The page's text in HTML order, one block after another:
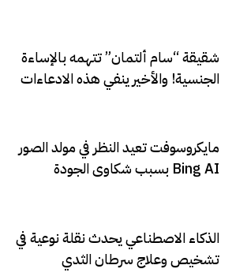
شقيقة “سام ألتمان” تتهمه بالإساءة
الجنسية! والأخير ينفي هذه الادعاءات
مايكروسوفت تعيد النظر في مولد الصور
Bing AI بسبب شكاوى الجودة
الذكاء الاصطناعي يحدث نقلة نوعية في
تشخيص وعلاج سرطان الثدي